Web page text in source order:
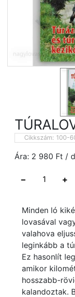
Cikkszám: 100-
Ára: 2 980 Ft /
− +
Minden ló
lovasával
valahova
leginkább a
Ez hasonlít
amikor
hosszabb-
kalandoztak.